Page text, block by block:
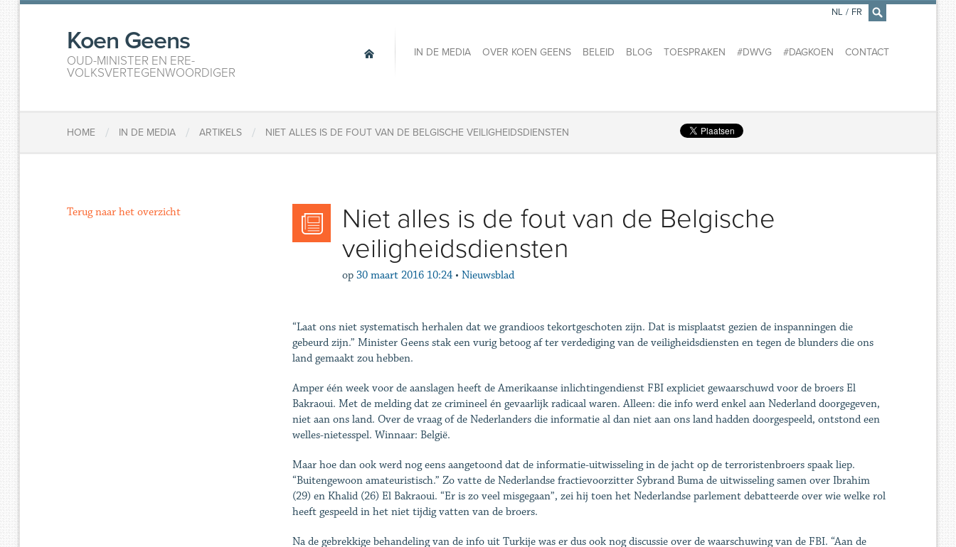
×
Koen Geens
OUD-MINISTER EN ERE-
VOLKSVERTEGENWOORDIGER
IN DE MEDIA OVER KOEN GEENS BELEID BLOG TOESPRAKEN #DWVG #DAGKOEN CONTACT
NL / FR
HOME / IN DE MEDIA / ARTIKELS / NIET ALLES IS DE FOUT VAN DE BELGISCHE VEILIGHEIDSDIENSTEN
Niet alles is de fout van de Belgische
veiligheidsdiensten
op 30 maart 2016 10:24 • Nieuwsblad
“Laat ons niet systematisch herhalen dat we grandioos tekortgeschoten zijn. Dat is misplaatst gezien de inspanningen die
gebeurd zijn.” ­Minister Geens stak een ­vurig betoog af ter verdediging van de veiligheidsdiensten en tegen de blunders die ons
land gemaakt zou hebben.
Amper één week voor de aanslagen heeft de Amerikaanse inlichtingendienst FBI expliciet gewaarschuwd voor de broers El
Bakraoui. Met de melding dat ze crimineel én gevaarlijk radicaal waren. Alleen: die info werd enkel aan Nederland doorgegeven,
niet aan ons land. Over de vraag of de Nederlanders die informatie al dan niet aan ons land hadden doorgespeeld, ontstond een
welles-nietesspel. Winnaar: België.
Maar hoe dan ook werd nog eens aangetoond dat de ­informatie-uitwisseling in de jacht op de terroristenbroers spaak liep.
“Buitengewoon amateuristisch.” Zo vatte de Nederlandse fractievoorzitter Sybrand Buma de uitwisseling samen over Ibrahim
(29) en Khalid (26) El Bakraoui. “Er is zo veel misgegaan”, zei hij toen het Nederlandse parlement debatteerde over wie welke rol
heeft gespeeld in het niet tijdig vatten van de broers.
Na de gebrekkige behandeling van de info uit Turkije was er dus ook nog discussie over de waarschuwing van de FBI. “Aan de
Terug naar het overzicht